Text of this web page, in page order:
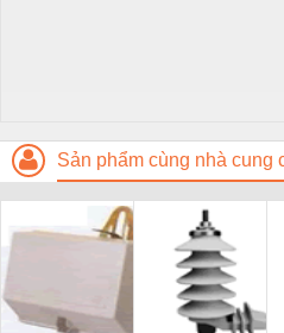
Sản phẩm cùng nhà cung